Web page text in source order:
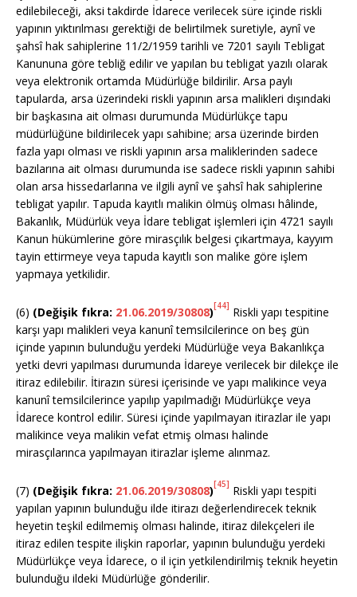
edilebileceği, aksi takdirde İdarece verilecek süre içinde riskli
yapının yıktırılması gerektiği de belirtilmek suretiyle, aynî ve
şahsî hak sahiplerine 11/2/1959 tarihli ve 7201 sayılı Tebligat
Kanununa göre tebliğ edilir ve yapılan bu tebligat yazılı olarak
veya elektronik ortamda Müdürlüğe bildirilir. Arsa paylı
tapularda, arsa üzerindeki riskli yapının arsa malikleri dışındaki
bir başkasına ait olması durumunda Müdürlükçe tapu
müdürlüğüne bildirilecek yapı sahibine; arsa üzerinde birden
fazla yapı olması ve riskli yapının arsa maliklerinden sadece
bazılarına ait olması durumunda ise sadece riskli yapının sahibi
olan arsa hissedarlarına ve ilgili aynî ve şahsî hak sahiplerine
tebligat yapılır. Tapuda kayıtlı malikin ölmüş olması hâlinde,
Bakanlık, Müdürlük veya İdare tebligat işlemleri için 4721 sayılı
Kanun hükümlerine göre mirasçılık belgesi çıkartmaya, kayyım
tayin ettirmeye veya tapuda kayıtlı son malike göre işlem
yapmaya yetkilidir.
(6) (Değişik fıkra: 21.06.2019/30808)[44] Riskli yapı tespitine
karşı yapı malikleri veya kanunî temsilcilerince on beş gün
içinde yapının bulunduğu yerdeki Müdürlüğe veya Bakanlıkça
yetki devri yapılması durumunda İdareye verilecek bir dilekçe ile
itiraz edilebilir. İtirazın süresi içerisinde ve yapı malikince veya
kanunî temsilcilerince yapılıp yapılmadığı Müdürlükçe veya
İdarece kontrol edilir. Süresi içinde yapılmayan itirazlar ile yapı
malikince veya malikin vefat etmiş olması halinde
mirasçılarınca yapılmayan itirazlar işleme alınmaz.
(7) (Değişik fıkra: 21.06.2019/30808)[45] Riskli yapı tespiti
yapılan yapının bulunduğu ilde itirazı değerlendirecek teknik
heyetin teşkil edilmemiş olması halinde, itiraz dilekçeleri ile
itiraz edilen tespite ilişkin raporlar, yapının bulunduğu yerdeki
Müdürlükçe veya İdarece, o il için yetkilendirilmiş teknik heyetin
bulunduğu ildeki Müdürlüğe gönderilir.